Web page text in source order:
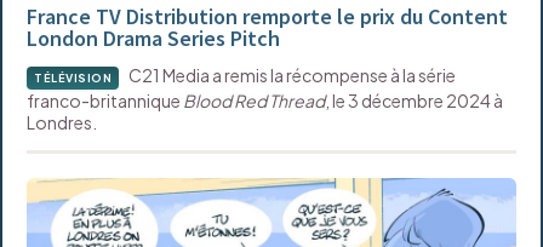
France TV Distribution remporte le prix du Content
London Drama Series Pitch
TÉLÉVISION
C21 Media a remis la récompense à la série
franco-britannique Blood Red Thread, le 3 décembre 2024 à
Londres.